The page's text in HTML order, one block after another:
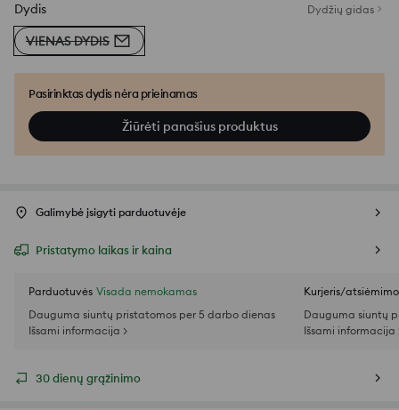
Dydis Dydžių gidas
VIENAS DYDIS
Pasirinktas dydis nėra prieinamas
Žiūrėti panašius produktus
Galimybė įsigyti parduotuvėje
Pristatymo laikas ir kaina
Parduotuvės Visada nemokamas
Dauguma siuntų pristatomos per 5 darbo dienas
Išsami informacija >
Kurjeris/
Dauguma siuntų
Išsami informacija
30 dienų grąžinimo